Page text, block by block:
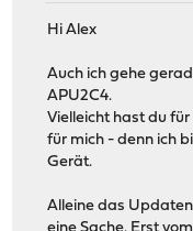
Hi Alex
Auch ich gehe
APU2C4.
Vielleicht hast du
für mich - denn ich
Gerät.
Alleine das